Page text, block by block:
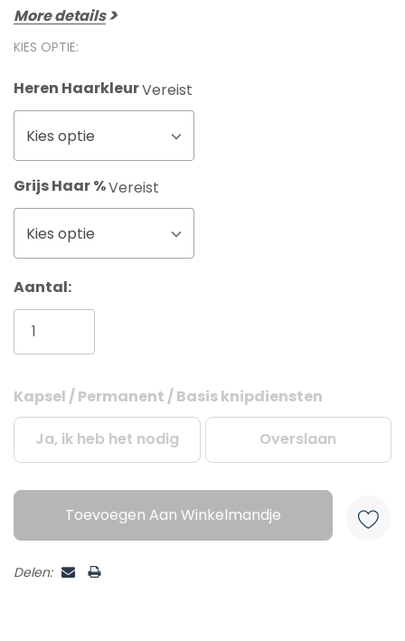
More details
KIES OPTIE:
Heren HaarkleurVereist
Kies optie
Grijs Haar %Vereist
Kies optie
Aantal:
Huidige
voorraad:
Kapsel / Permanent / Basis knipdiensten
Ja, ik heb het nodig Overslaan
Toevoegen Aan Winkelmandje
Delen: